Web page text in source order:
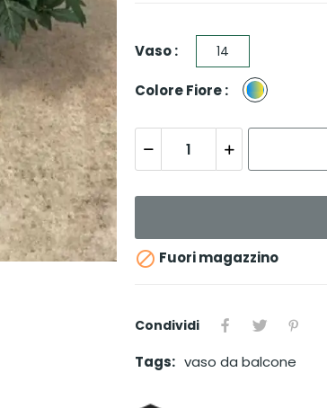
Vaso : 14
Colore Fiore : Misto
 Fuori magazzino
Condividi
Tags: vaso da balcone